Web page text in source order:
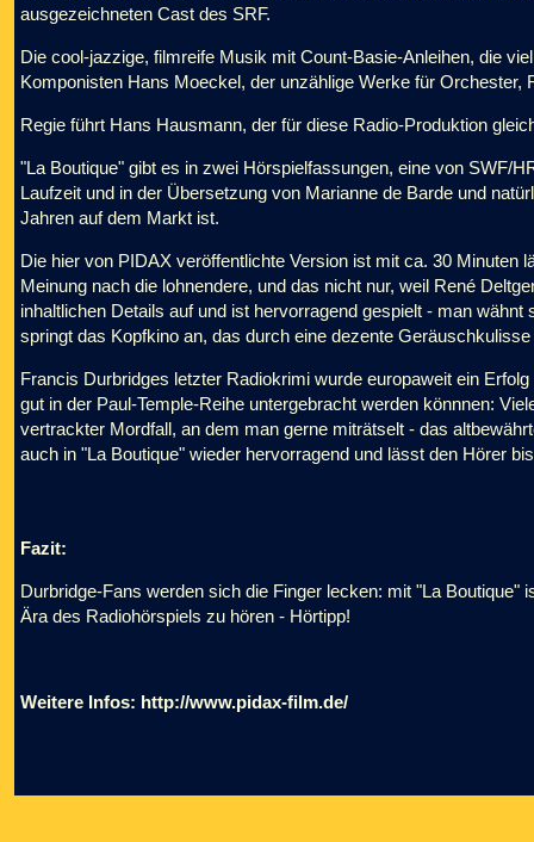
ausgezeichneten Cast des SRF.
Die cool-jazzige, filmreife Musik mit Count-Basie-Anleihen, die
Komponisten Hans Moeckel, der unzählige Werke für Orchester,
Regie führt Hans Hausmann, der für diese Radio-Produktion
"La Boutique" gibt es in zwei Hörspielfassungen, eine von SWF/
Laufzeit und in der Übersetzung von Marianne de Barde und
Jahren auf dem Markt ist.
Die hier von PIDAX veröffentlichte Version ist mit ca. 30 Minuten
Meinung nach die lohnendere, und das nicht nur, weil René
inhaltlichen Details auf und ist hervorragend gespielt - man
springt das Kopfkino an, das durch eine dezente
Francis Durbridges letzter Radiokrimi wurde europaweit ein
gut in der Paul-Temple-Reihe untergebracht werden könnnen:
vertrackter Mordfall, an dem man gerne miträtselt - das
auch in "La Boutique" wieder hervorragend und lässt den Hörer
Fazit:
Durbridge-Fans werden sich die Finger lecken: mit "La Boutique"
Ära des Radiohörspiels zu hören - Hörtipp!
Weitere Infos: http://www.pidax-film.de/